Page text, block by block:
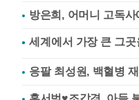
방은희, 어머니 고독
응팔 최성원, 백혈병